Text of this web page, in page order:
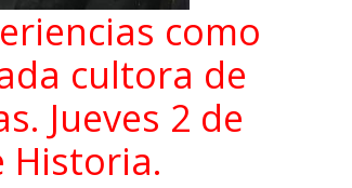
como
cultora de
Jueves 2 de
Historia.